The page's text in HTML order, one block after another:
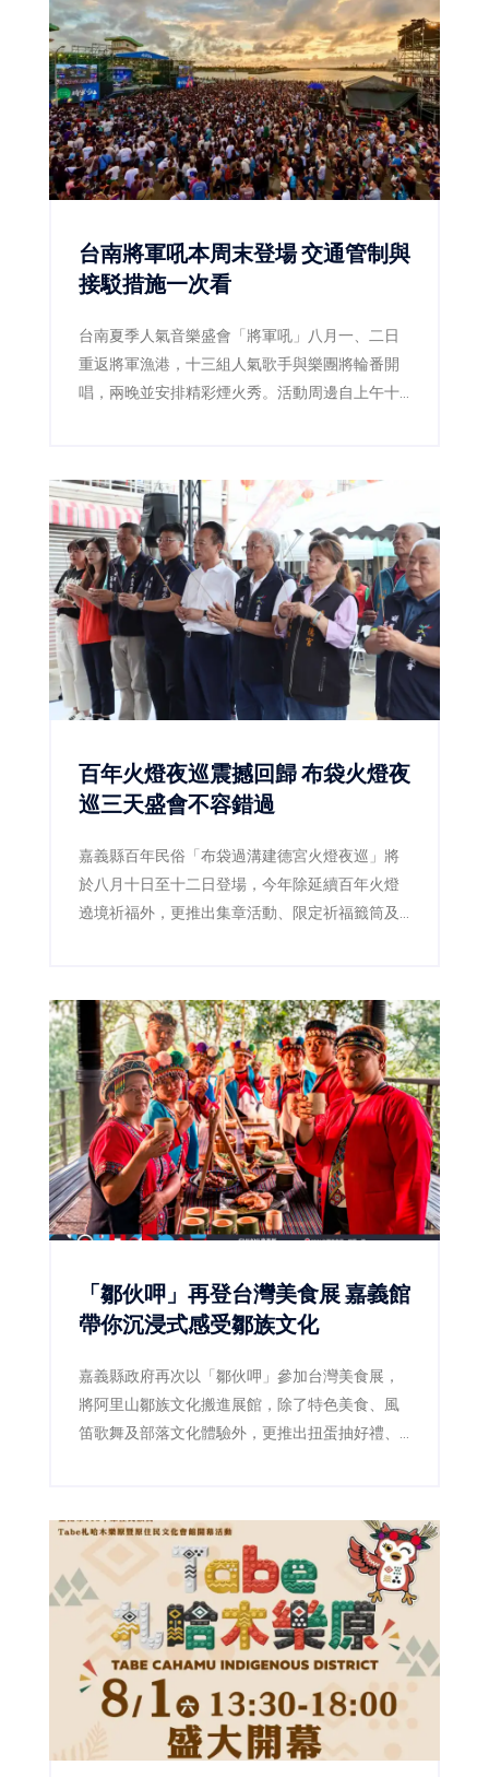
台南將軍吼本周末登場 交通管制與
接駁措施一次看
台南夏季人氣音樂盛會「將軍吼」八月一、二日
重返將軍漁港，十三組人氣歌手與樂團將輪番開
唱，兩晚並安排精彩煙火秀。活動周邊自上午十
百年火燈夜巡震撼回歸 布袋火燈夜
巡三天盛會不容錯過
嘉義縣百年民俗「布袋過溝建德宮火燈夜巡」將
於八月十日至十二日登場，今年除延續百年火燈
遶境祈福外，更推出集章活動、限定祈福籤筒及
「鄒伙呷」再登台灣美食展 嘉義館
帶你沉浸式感受鄒族文化
嘉義縣政府再次以「鄒伙呷」參加台灣美食展，
將阿里山鄒族文化搬進展館，除了特色美食、風
笛歌舞及部落文化體驗外，更推出扭蛋抽好禮、